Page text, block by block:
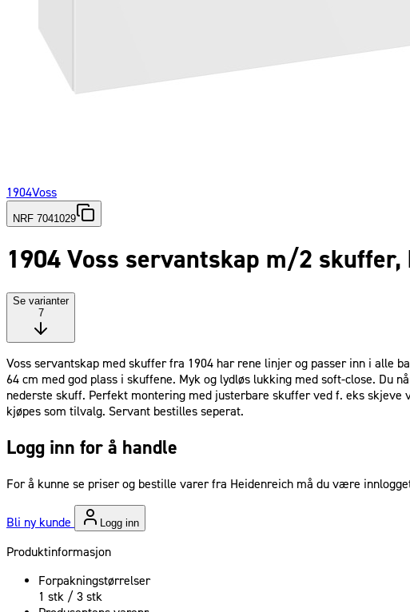
1904Voss
NRF 7041029
1904 Voss servantskap m/2
Se varianter
7
Voss servantskap med skuffer fra 1904 har rene linjer og passer inn i alle
64 cm med god plass i skuffene. Myk og lydløs lukking med soft-close.
nederste skuff. Perfekt montering med justerbare skuffer ved f. eks skjeve
kjøpes som tilvalg. Servant bestilles seperat.
Logg inn for å handle
For å kunne se priser og bestille varer fra Heidenreich må du være
Bli ny kunde Logg inn
Produktinformasjon
Forpakningstørrelser
1 stk / 3 stk